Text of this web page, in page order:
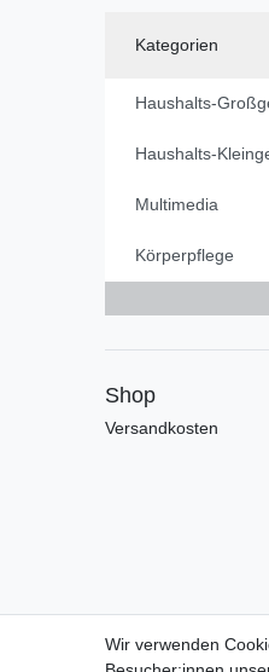
Kategorien
Haushalts-
Haushalts-
Multimedia
Körperpflege
Shop
Versandkosten
Wir verwenden